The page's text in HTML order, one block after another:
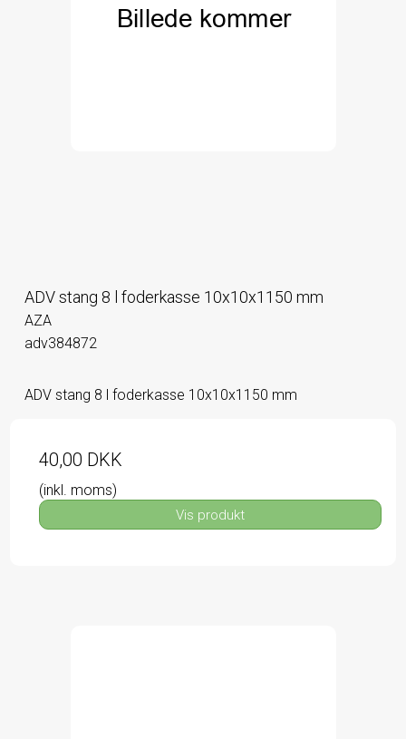
ADV stang 8 l foderkasse 10x10x1150 mm
AZA
adv384872
ADV stang 8 l foderkasse 10x10x1150 mm
40,00 DKK
(inkl. moms)
Vis produkt